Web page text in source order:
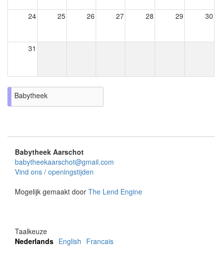
24 25 26 27 28 29 30
31
Babytheek
Babytheek Aarschot
babytheekaarschot@gmail.com
Vind ons / openingstijden
Mogelijk gemaakt door The Lend Engine
Taalkeuze
Nederlands English Francais